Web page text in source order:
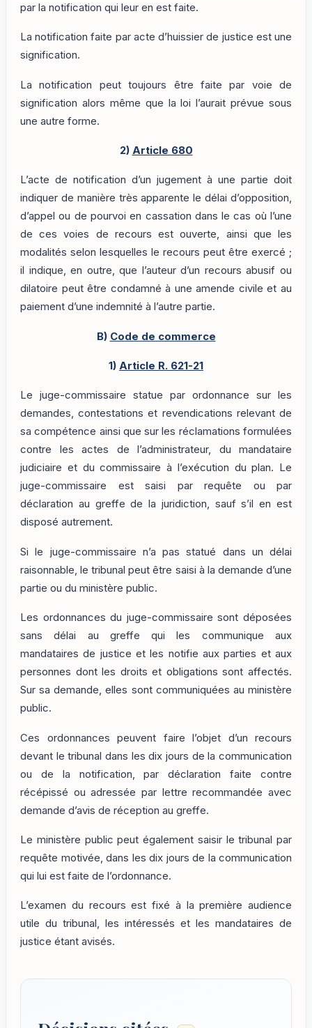
par la notification qui leur en est faite.
La notification faite par acte d’huissier de justice est une
signification.
La notification peut toujours être faite par voie de
signification alors même que la loi l’aurait prévue sous
une autre forme.
2) Article 680
L’acte de notification d’un jugement à une partie doit
indiquer de manière très apparente le délai d’opposition,
d’appel ou de pourvoi en cassation dans le cas où l’une
de ces voies de recours est ouverte, ainsi que les
modalités selon lesquelles le recours peut être exercé ;
il indique, en outre, que l’auteur d’un recours abusif ou
dilatoire peut être condamné à une amende civile et au
paiement d’une indemnité à l’autre partie.
B) Code de commerce
1) Article R. 621-21
Le juge-commissaire statue par ordonnance sur les
demandes, contestations et revendications relevant de
sa compétence ainsi que sur les réclamations formulées
contre les actes de l’administrateur, du mandataire
judiciaire et du commissaire à l’exécution du plan. Le
juge-commissaire est saisi par requête ou par
déclaration au greffe de la juridiction, sauf s’il en est
disposé autrement.
Si le juge-commissaire n’a pas statué dans un délai
raisonnable, le tribunal peut être saisi à la demande d’une
partie ou du ministère public.
Les ordonnances du juge-commissaire sont déposées
sans délai au greffe qui les communique aux
mandataires de justice et les notifie aux parties et aux
personnes dont les droits et obligations sont affectés.
Sur sa demande, elles sont communiquées au ministère
public.
Ces ordonnances peuvent faire l’objet d’un recours
devant le tribunal dans les dix jours de la communication
ou de la notification, par déclaration faite contre
récépissé ou adressée par lettre recommandée avec
demande d’avis de réception au greffe.
Le ministère public peut également saisir le tribunal par
requête motivée, dans les dix jours de la communication
qui lui est faite de l’ordonnance.
L’examen du recours est fixé à la première audience
utile du tribunal, les intéressés et les mandataires de
justice étant avisés.